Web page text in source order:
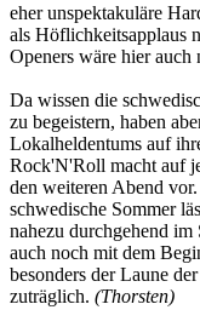
eher unspektakuläre
als Höflichkeitsapplaus
Openers wäre hier auch
Da wissen die
zu begeistern, haben
Lokalheldentums auf
Rock'N'Roll macht auf
den weiteren Abend
schwedische Sommer
nahezu durchgehend im
auch noch mit dem
besonders der Laune
zuträglich. (Thorsten)